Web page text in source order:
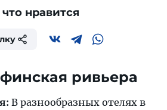
нравится
ривьера
В разнообразных отелях в